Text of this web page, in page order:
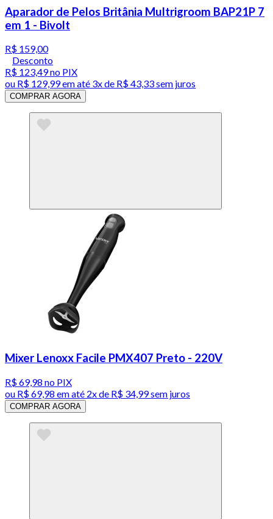
Aparador de Pelos Britânia Multrigroom BAP21P 7
em 1 - Bivolt
R$ 159,00
Desconto
R$ 123,49no PIX
ou R$ 129,99em até 3x de R$ 43,33 sem juros
COMPRAR AGORA
Mixer Lenoxx Facile PMX407 Preto - 220V
R$ 69,98 no PIX
ou R$ 69,98 em até 2x de R$ 34,99 sem juros
COMPRAR AGORA